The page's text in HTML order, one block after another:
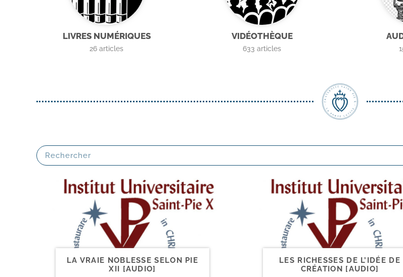
LIVRES NUMÉRIQUES
26 articles
VIDÉOTHÈQUE
633 articles
LA VRAIE NOBLESSE SELON PIE
XII [AUDIO]
LES RICHESSES DE L’IDÉE DE
CRÉATION [AUDIO]